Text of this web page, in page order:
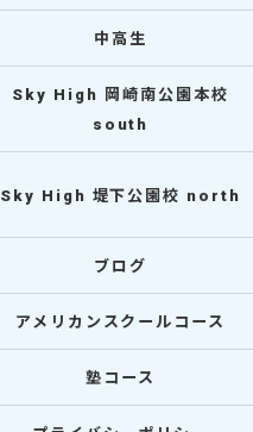
中高生
Sky High 岡崎南公園本校
south
Sky High 堤下公園校 north
ブログ
アメリカンスクールコース
塾コース